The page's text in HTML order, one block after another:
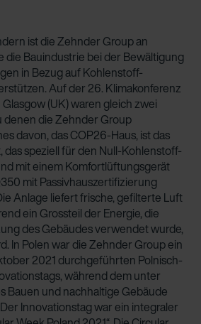
ist die Zehnder Group an
die Bauindustrie bei der Bewältigung
in Bezug auf Kohlenstoff-
Auf der 26. Klimakonferenz
(UK) waren gleich zwei
denen die Zehnder Group
davon, das COP26-Haus, ist das
das speziell für den Null-Kohlenstoff-
mit einem Komfortlüftungsgerät
mit Passivhauszertifizierung
Anlage liefert frische, gefilterte Luft
ein Grossteil der Energie, die
des Gebäudes verwendet wurde,
In Polen war die Zehnder Group ein
2021 durchgeführten Polnisch-
während dem unter
Bauen und nachhaltige Gebäude
Innovationstag war ein integraler